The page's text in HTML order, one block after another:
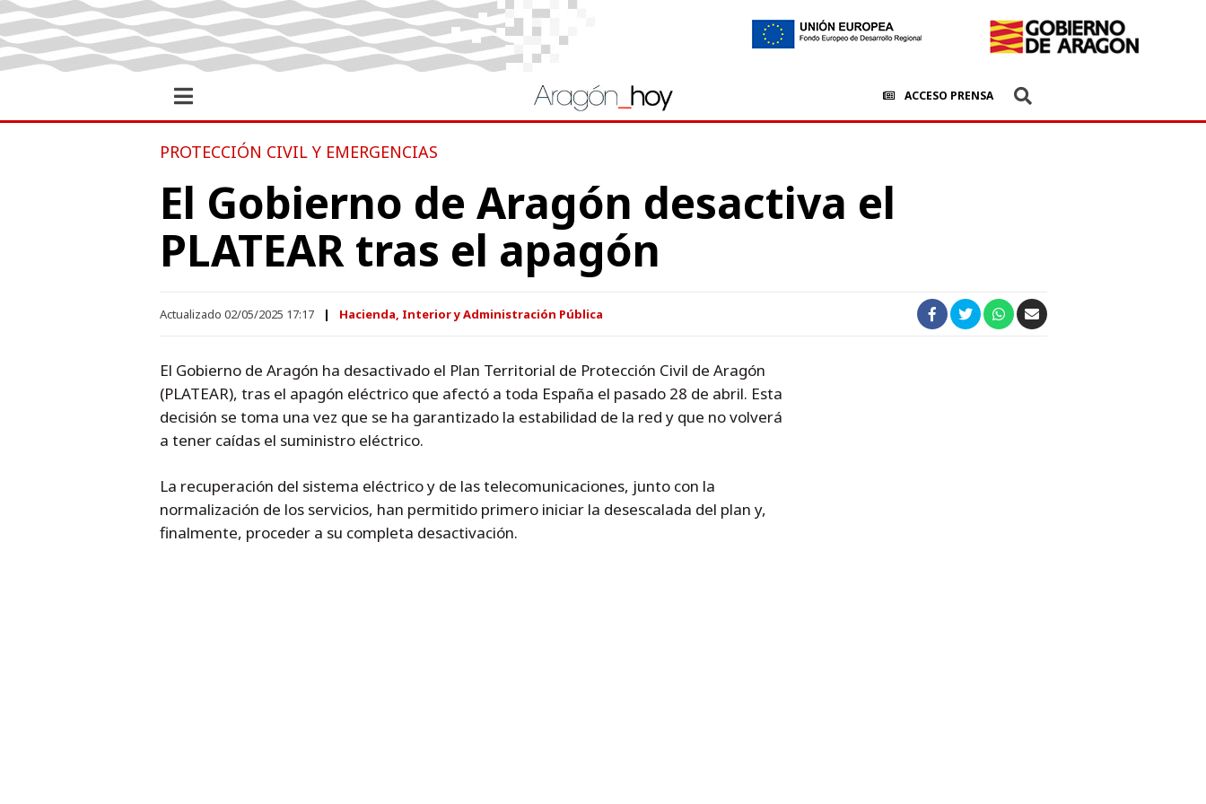
ACCESO PRENSA
PROTECCIÓN CIVIL Y EMERGENCIAS
El Gobierno de Aragón desactiva el
PLATEAR tras el apagón
Actualizado 02/05/2025 17:17 Hacienda, Interior y Administración Pública
El Gobierno de Aragón ha desactivado el Plan Territorial de Protección Civil de Aragón
(PLATEAR), tras el apagón eléctrico que afectó a toda España el pasado 28 de abril. Esta
decisión se toma una vez que se ha garantizado la estabilidad de la red y que no volverá
a tener caídas el suministro eléctrico.
La recuperación del sistema eléctrico y de las telecomunicaciones, junto con la
normalización de los servicios, han permitido primero iniciar la desescalada del plan y,
finalmente, proceder a su completa desactivación.